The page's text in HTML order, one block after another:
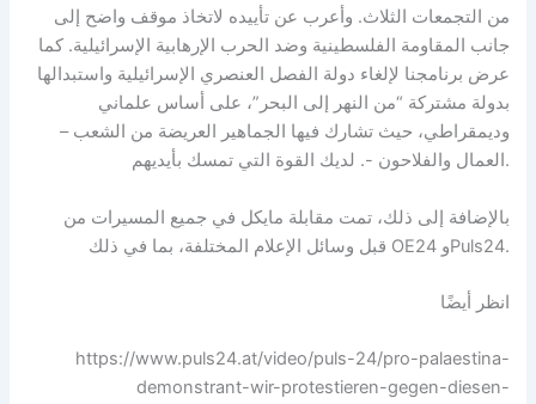
من التجمعات الثلاث. وأعرب عن تأييده لاتخاذ موقف واضح إلى
جانب المقاومة الفلسطينية وضد الحرب الإرهابية الإسرائيلية. كما
عرض برنامجنا لإلغاء دولة الفصل العنصري الإسرائيلية واستبدالها
بدولة مشتركة “من النهر إلى البحر”، على أساس علماني
وديمقراطي، حيث تشارك فيها الجماهير العريضة من الشعب –
العمال والفلاحون -. لديك القوة التي تمسك بأيديهم.
قبل وسائل الإعلام المختلفة، بما في ذلك OE24 وPuls24.
انظر أيضًا
https://www.puls24.at/video/puls-24/pro-palaestina-
demonstrant-wir-protestieren-gegen-diesen-